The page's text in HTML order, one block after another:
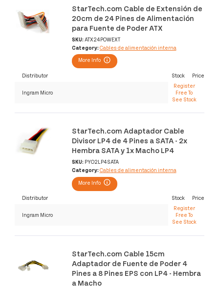
StarTech.com Cable de Extensión de
20cm de 24 Pines de Alimentación
para Fuente de Poder ATX
SKU: ATX24POWEXT
Category: Cables de alimentación interna
More Info
Distributor Stock Price
Ingram Micro
Register
Free To
See Stock
StarTech.com Adaptador Cable
Divisor LP4 de 4 Pines a SATA - 2x
Hembra SATA y 1x Macho LP4
SKU: PYO2LP4SATA
Category: Cables de alimentación interna
More Info
Distributor Stock Price
Ingram Micro
Register
Free To
See Stock
StarTech.com Cable 15cm
Adaptador de Fuente de Poder 4
Pines a 8 Pines EPS con LP4 - Hembra
a Macho